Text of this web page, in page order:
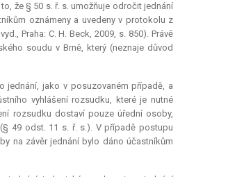
že § 50 s. ř. s. umožňuje odročit jednání
oznámeny a uvedeny v protokolu z
Praha: C. H. Beck, 2009, s. 850). Právě
soudu v Brně, který (neznaje důvod
jednání, jako v posuzovaném případě, a
vyhlášení rozsudku, které je nutné
rozsudku dostaví pouze úřední osoby,
49 odst. 11 s. ř. s.). V případě postupu
na závěr jednání bylo dáno účastníkům